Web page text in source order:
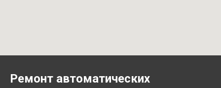
Ремонт автоматических